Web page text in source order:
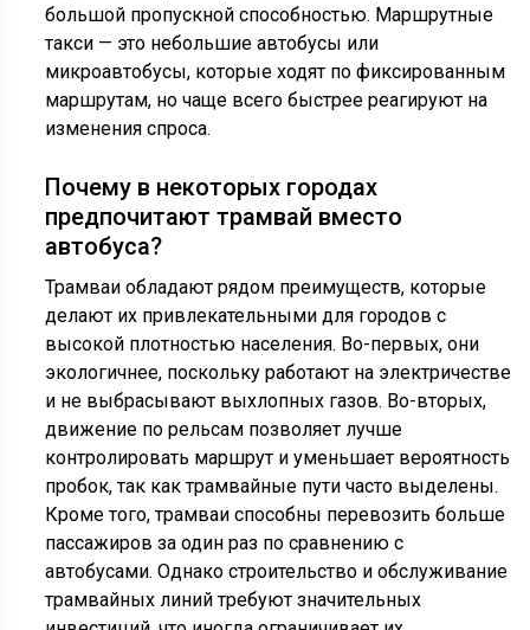
большой пропускной способностью. Маршрутные
такси — это небольшие автобусы или
микроавтобусы, которые ходят по фиксированным
маршрутам, но чаще всего быстрее реагируют на
изменения спроса.
Почему в некоторых городах
предпочитают трамвай вместо
автобуса?
Трамваи обладают рядом преимуществ, которые
делают их привлекательными для городов с
высокой плотностью населения. Во-первых, они
экологичнее, поскольку работают на электричестве
и не выбрасывают выхлопных газов. Во-вторых,
движение по рельсам позволяет лучше
контролировать маршрут и уменьшает вероятность
пробок, так как трамвайные пути часто выделены.
Кроме того, трамваи способны перевозить больше
пассажиров за один раз по сравнению с
автобусами. Однако строительство и обслуживание
трамвайных линий требуют значительных